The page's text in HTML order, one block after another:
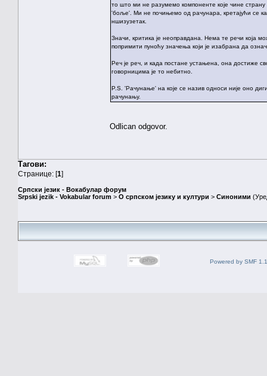
то што ми не разумемо компоненте које чине
'боље'. Ми не почињемо од рачунара, кретајући се ка
ншизузетак.
Значи, критика је неоправдана. Нема те речи која
попримити пуноћу значења који је изабрана да
Реч је реч, и када постане устањена, она достиже
говорницима је то небитно.
P.S. 'Рачунање' на које се назив односи није оно
рачунању.
Odlican odgovor.
Тагови:
Странице: [1]
Српски језик - Вокабулар форум
Srpski jezik - Vokabular forum > О српском језику и култури > Синоними
Powered by SMF